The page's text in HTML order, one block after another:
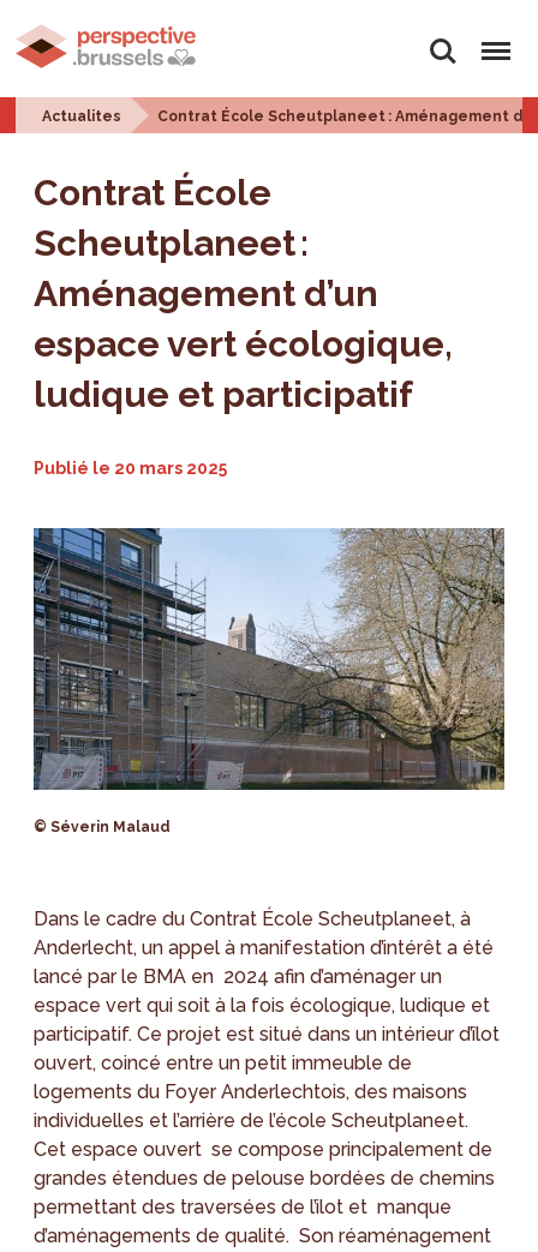
Rechercher
Menu
Actualites Contrat École Scheutplaneet : Aménagement
Contrat École
Scheutplaneet :
Aménagement d’un
espace vert écologique,
ludique et participatif
Publié le 20 mars 2025
© Séverin Malaud
Dans le cadre du Contrat École Scheutplaneet, à
Anderlecht, un appel à manifestation d’intérêt a été
lancé par le BMA en 2024 afin d’aménager un
espace vert qui soit à la fois écologique, ludique et
participatif. Ce projet est situé dans un intérieur d’îlot
ouvert, coincé entre un petit immeuble de
logements du Foyer Anderlechtois, des maisons
individuelles et l’arrière de l’école Scheutplaneet.
Cet espace ouvert se compose principalement de
grandes étendues de pelouse bordées de chemins
permettant des traversées de l’ilot et manque
d’aménagements de qualité. Son réaménagement